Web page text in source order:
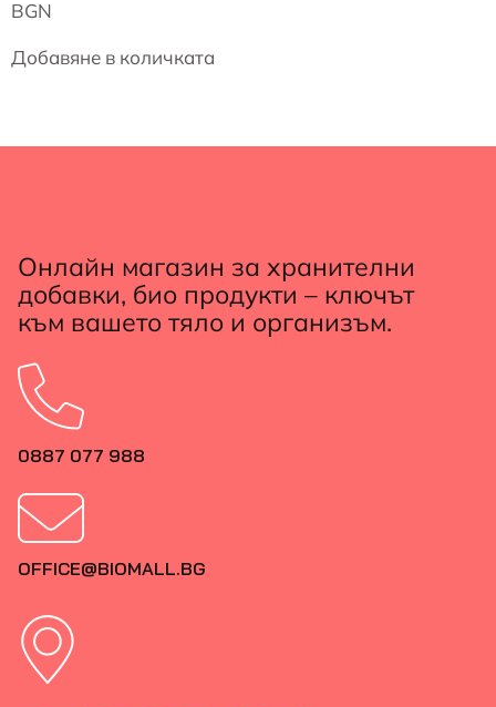
BGN
Добавяне в количката
Онлайн магазин за хранителни
добавки, био продукти – ключът
към вашето тяло и организъм.
0887 077 988
OFFICE@BIOMALL.BG